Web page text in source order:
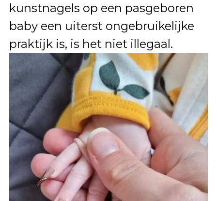
kunstnagels op een pasgeboren
baby een uiterst ongebruikelijke
praktijk is, is het niet illegaal.